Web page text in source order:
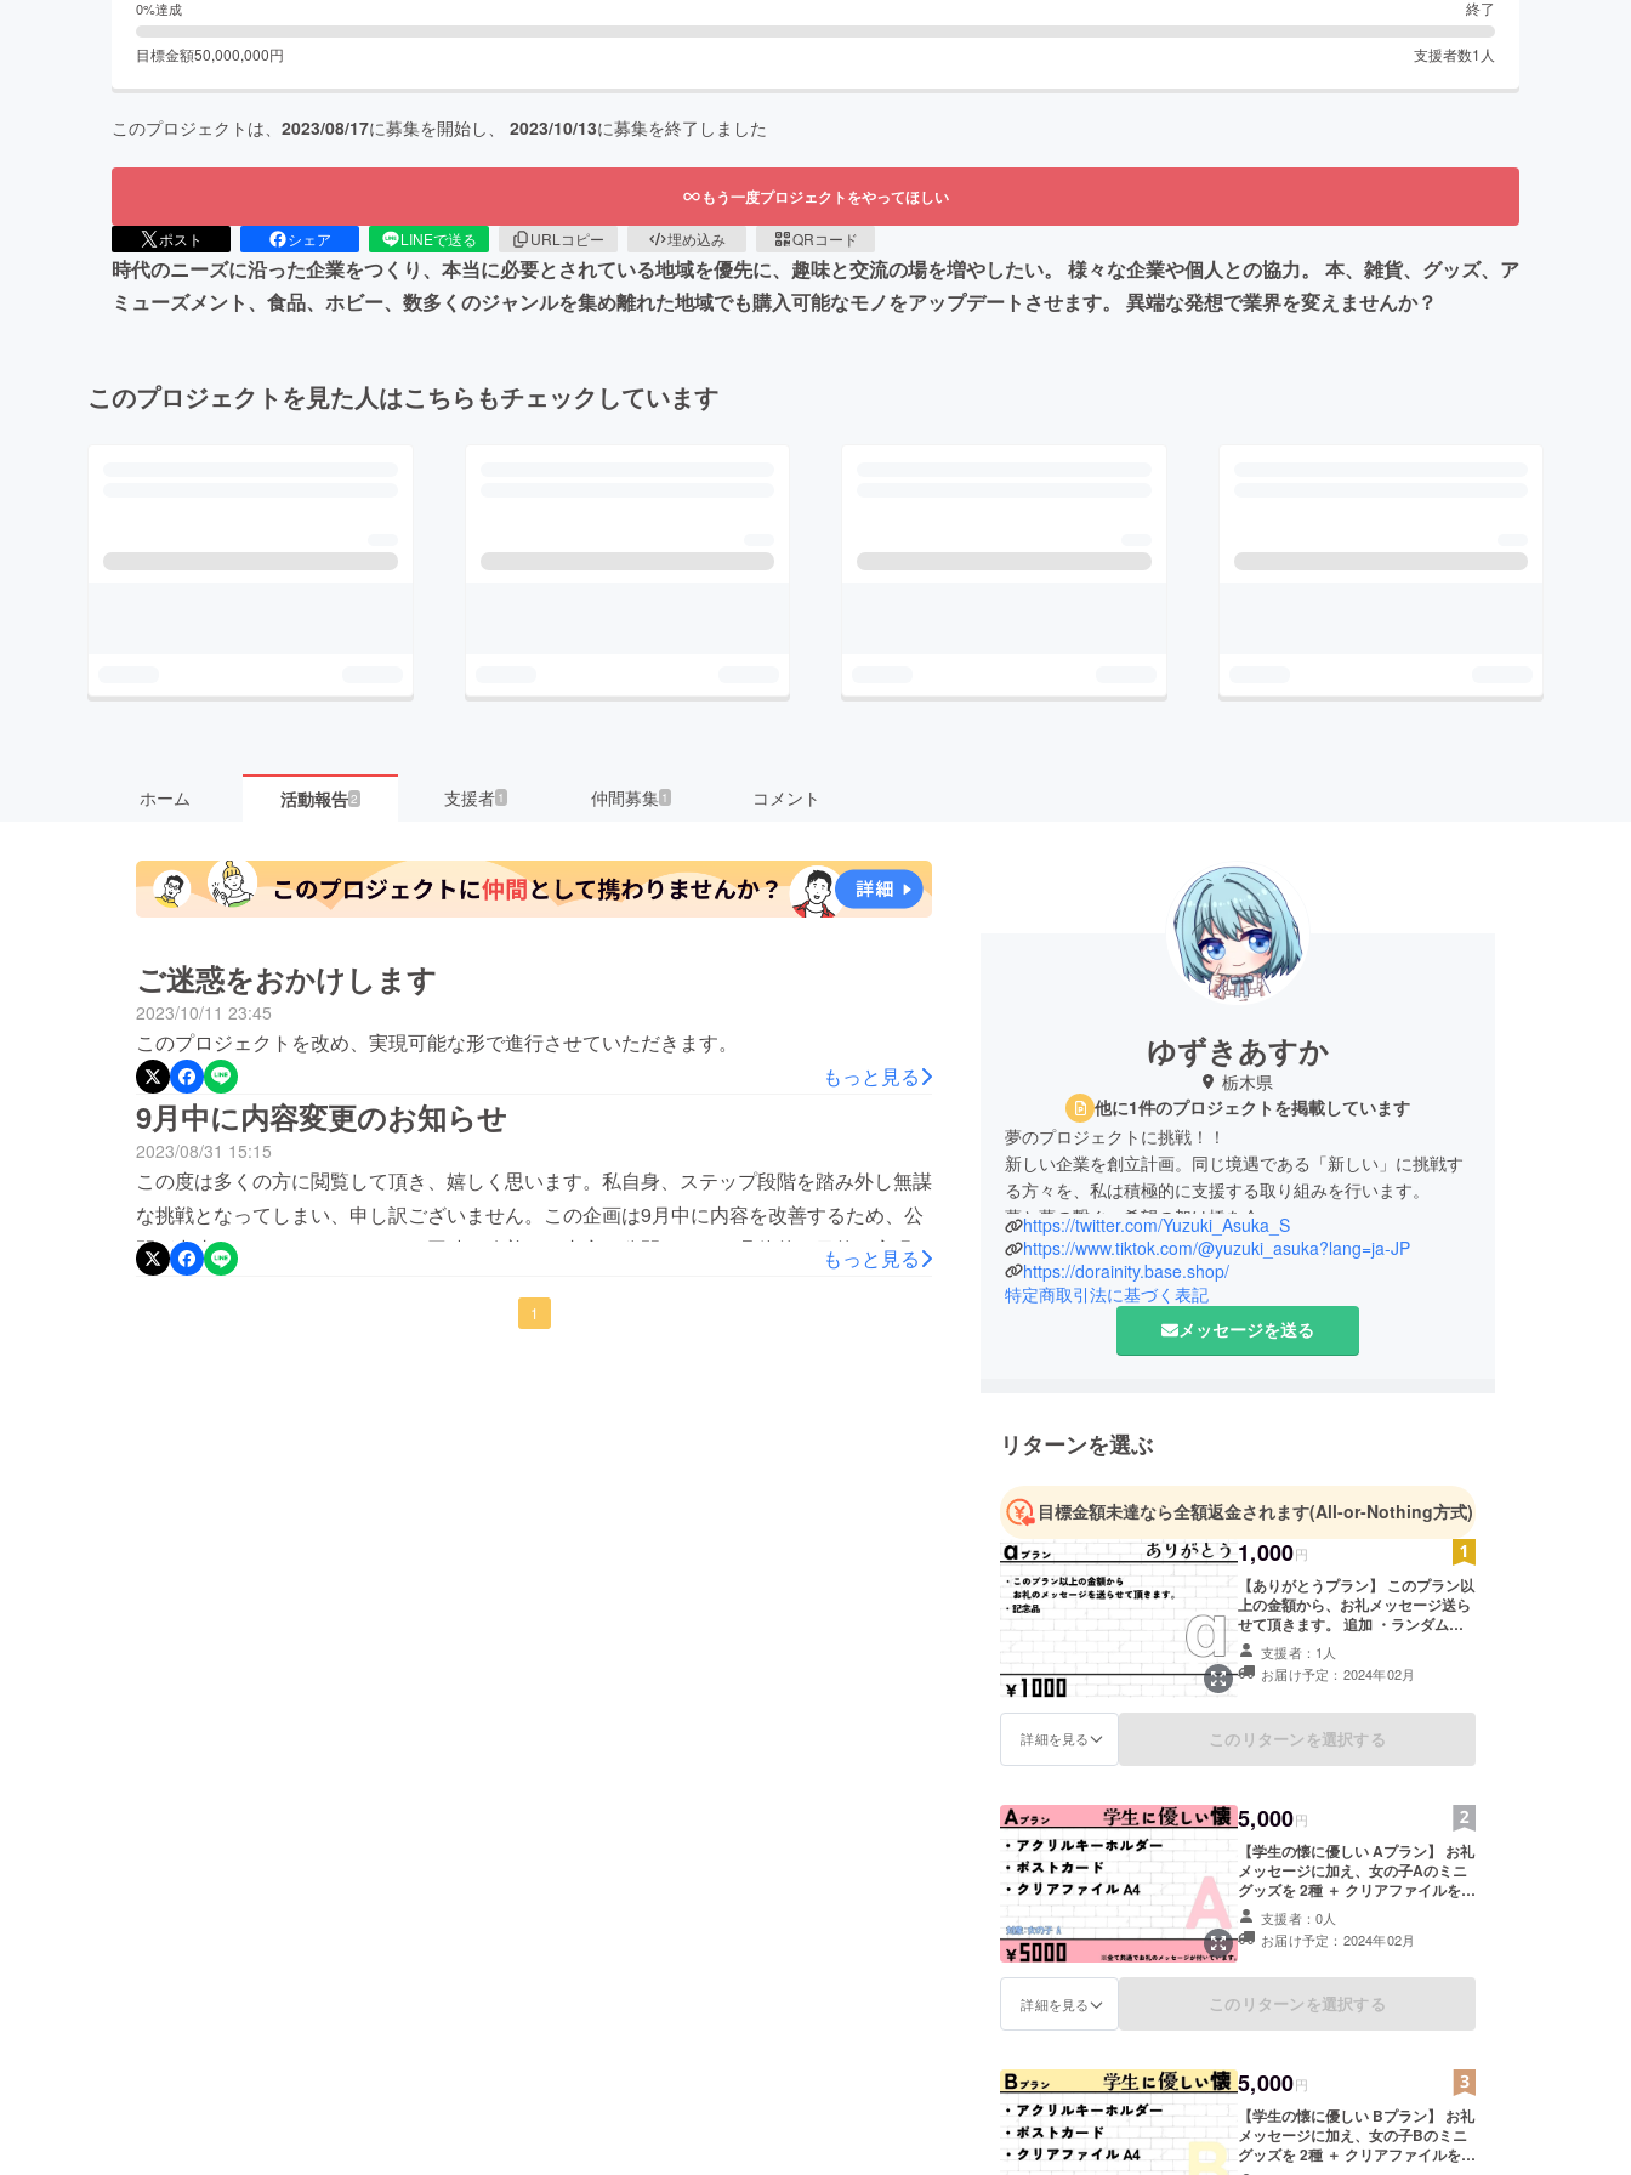
0%達成 終了
目標金額50,000,000円 支援者数1 人
このプロジェクトは、 2023/08/17に募集を開始し、 2023/10/13に募集を終了しました
もう一度プロジェクトをやってほしい
ポスト シェア LINEで送る URLコピー 埋め込み QRコード
時代のニーズに沿った企業をつくり、本当に必要とされている地域を優先に、趣味と交流の場を増やしたい。 様々な企業や個人との協力。 本、雑貨、グッズ、ア
ミューズメント、食品、ホビー、数多くのジャンルを集め離れた地域でも購入可能なモノをアップデートさせます。 異端な発想で業界を変えませんか？
このプロジェクトを見た人はこちらもチェックしています
ホーム 活動報告2 支援者 1 仲間募集 1 コメント
ご迷惑をおかけします
2023/10/11 23:45
このプロジェクトを改め、実現可能な形で進行させていただきます。
もっと見る
9月中に内容変更のお知らせ
2023/08/31 15:15
この度は多くの方に閲覧して頂き、嬉しく思います。私自身、ステップ段階を踏み外し無謀
な挑戦となってしまい、申し訳ございません。この企画は9月中に内容を改善するため、公
開が中止されます。また、それと同時に改善した内容を公開します。具体的な目的、実現可
能なプロジェクトが披露出来る事を心より願っております。日時などは随時、お知らせいた
します。急な変更の元、多大なるご迷惑をおかけしたことを深くお詫び申し上げます。
もっと見る
1
ゆずきあすか
栃木県
他に1件のプロジェクトを掲載しています
夢のプロジェクトに挑戦！！
新しい企業を創立計画。同じ境遇である「新しい」に挑戦す
る方々を、私は積極的に支援する取り組みを行います。
夢と夢の繋ぐ、希望の架け橋を今。
https://twitter.com/Yuzuki_Asuka_S
https://www.tiktok.com/@yuzuki_asuka?lang=ja-JP
https://dorainity.base.shop/
特定商取引法に基づく表記
メッセージを送る
リターンを選ぶ
目標金額未達なら全額返金されます(All-or-Nothing方式)
1,000円
【ありがとうプラン】 このプラン以
上の金額から、お礼メッセージ送ら
せて頂きます。 追加 ・ランダム缶
バッジ×１ 38mm ・記念品
支援者：1人
お届け予定：2024年02月
詳細を見る このリターンを選択する
5,000円
【学生の懐に優しい Aプラン】 お礼
メッセージに加え、女の子Aのミニ
グッズを 2種 ＋ クリアファイルを付
属。 追加グッズ！！ ランダム缶
バッジ× １をプランに追加。 ――リ
ターンの詳細―― ・アクリルキーホ
ファイルA4(女の子A) ・ランダム缶
支援者：0人
お届け予定：2024年02月
詳細を見る このリターンを選択する
5,000円
【学生の懐に優しい Bプラン】 お礼
メッセージに加え、女の子Bのミニ
グッズを 2種 ＋ クリアファイルを付